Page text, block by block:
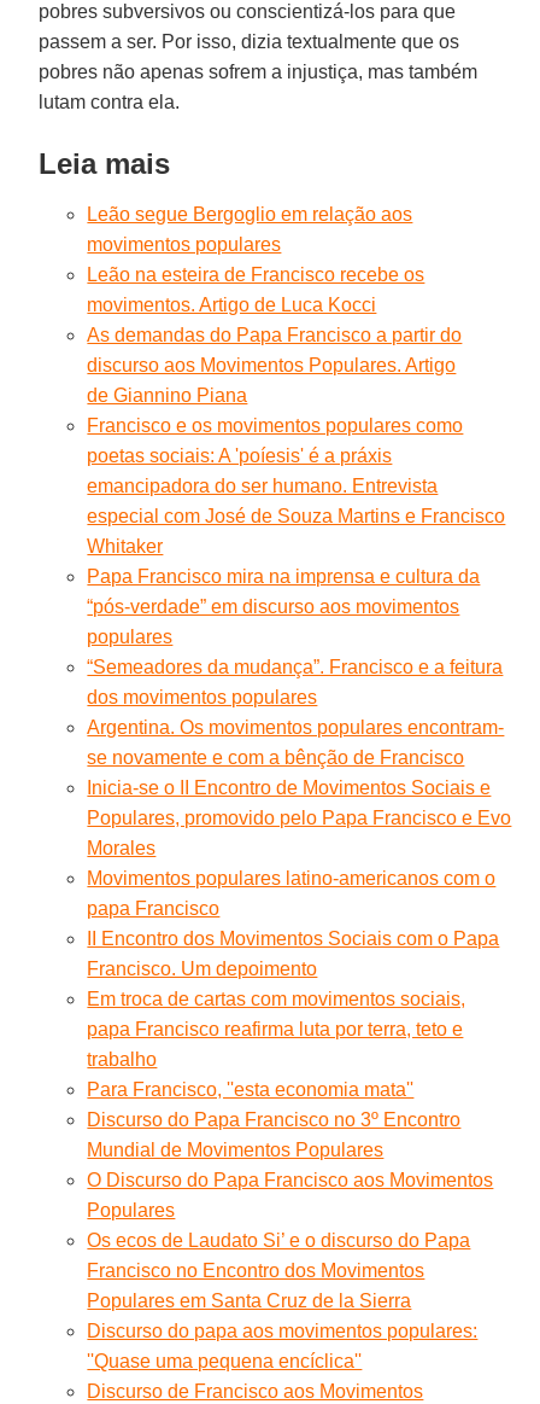
pobres subversivos ou conscientizá-los para que
passem a ser. Por isso, dizia textualmente que os
pobres não apenas sofrem a injustiça, mas também
lutam contra ela.
Leia mais
Leão segue Bergoglio em relação aos
movimentos populares
Leão na esteira de Francisco recebe os
movimentos. Artigo de Luca Kocci
As demandas do Papa Francisco a partir do
discurso aos Movimentos Populares. Artigo
de Giannino Piana
Francisco e os movimentos populares como
poetas sociais: A 'poíesis' é a práxis
emancipadora do ser humano. Entrevista
especial com José de Souza Martins e Francisco
Whitaker
Papa Francisco mira na imprensa e cultura da
“pós-verdade” em discurso aos movimentos
populares
“Semeadores da mudança”. Francisco e a feitura
dos movimentos populares
Argentina. Os movimentos populares encontram-
se novamente e com a bênção de Francisco
Inicia-se o II Encontro de Movimentos Sociais e
Populares, promovido pelo Papa Francisco e Evo
Morales
Movimentos populares latino-americanos com o
papa Francisco
II Encontro dos Movimentos Sociais com o Papa
Francisco. Um depoimento
Em troca de cartas com movimentos sociais,
papa Francisco reafirma luta por terra, teto e
trabalho
Para Francisco, ''esta economia mata''
Discurso do Papa Francisco no 3º Encontro
Mundial de Movimentos Populares
O Discurso do Papa Francisco aos Movimentos
Populares
Os ecos de Laudato Si’ e o discurso do Papa
Francisco no Encontro dos Movimentos
Populares em Santa Cruz de la Sierra
Discurso do papa aos movimentos populares:
''Quase uma pequena encíclica''
Discurso de Francisco aos Movimentos